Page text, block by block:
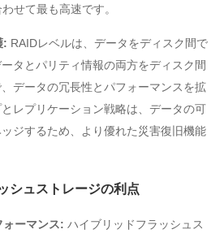
せて最も高速です。
: RAIDレベルは、データをディスク間で
タとパリティ情報の両方をディスク間
データの冗長性とパフォーマンスを拡
レプリケーション戦略は、データの可
ジするため、より優れた災害復旧機能
シュストレージの利点
ォーマンス: ハイブリッドフラッシュス